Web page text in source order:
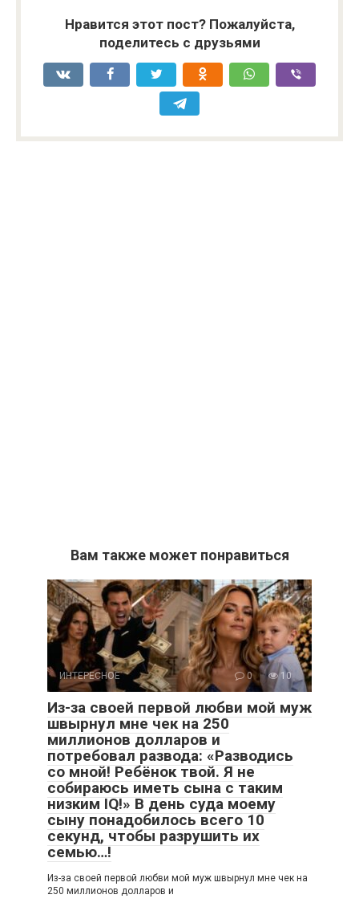
Нравится этот пост? Пожалуйста,
поделитесь с друзьями
Вам также может понравиться
ИНТЕРЕСНОЕ 0 10
Из-за своей первой любви мой муж
швырнул мне чек на 250
миллионов долларов и
потребовал развода: «Разводись
со мной! Ребёнок твой. Я не
собираюсь иметь сына с таким
низким IQ!» В день суда моему
сыну понадобилось всего 10
секунд, чтобы разрушить их
семью…!
Из-за своей первой любви мой муж швырнул мне чек на
250 миллионов долларов и